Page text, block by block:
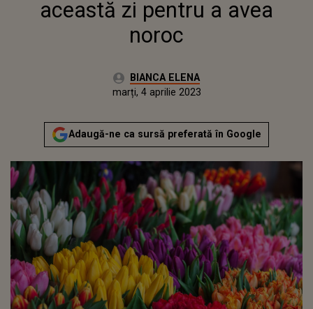
această zi pentru a avea
noroc
Autor:BIANCA ELENA
Actualizat:
marți, 4 aprilie 2023
Adaugă-ne ca sursă preferată în Google